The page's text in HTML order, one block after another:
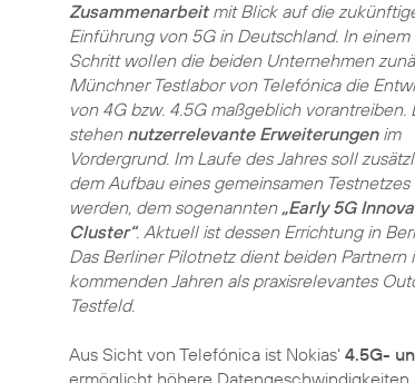
Zusammenarbeitmit Blick auf die
Einführung von 5G in Deutschland. In einem
Schritt wollen die beiden Unternehmen
Münchner Testlabor von Telefónica die
von 4G bzw. 4.5G maßgeblich vorantreiben.
stehen nutzerrelevante Erweiterungenim
Vordergrund. Im Laufe des Jahres soll
dem Aufbau eines gemeinsamen
werden, dem sogenannten „Early 5G
Cluster“. Aktuell ist dessen Errichtung in
Das Berliner Pilotnetz dient beiden Partnern
kommenden Jahren als praxisrelevantes
Testfeld.
Aus Sicht von Telefónica ist Nokias‘ 4.5G-
ermöglicht höhere